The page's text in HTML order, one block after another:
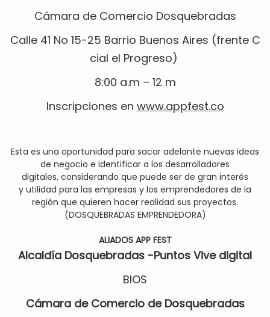
Cámara de Comercio Dosquebradas
Calle 41 No 15-25 Barrio Buenos Aires (frente C
cial el Progreso)
8:00 a.m – 12 m
Inscripciones en www.appfest.co
Esta es una oportunidad para sacar adelante nuevas ideas
de negocio e identificar a los desarrolladores
digitales, considerando que puede ser de gran interés
y utilidad para las empresas y los emprendedores de la
región que quieren hacer realidad sus proyectos.
(DOSQUEBRADAS EMPRENDEDORA)
ALIADOS APP FEST
Alcaldía Dosquebradas -Puntos Vive digital
BIOS
Cámara de Comercio de Dosquebradas